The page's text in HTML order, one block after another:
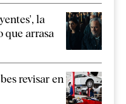
la
que arrasa
revisar en